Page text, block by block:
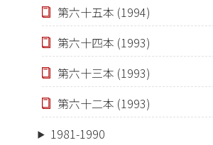
第六十五本 (1994)
第六十四本 (1993)
第六十三本 (1993)
第六十二本 (1993)
1981-1990